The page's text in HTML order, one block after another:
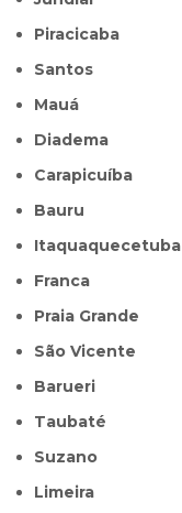
Piracicaba
Santos
Mauá
Diadema
Carapicuíba
Bauru
Itaquaquecetuba
Franca
Praia Grande
São Vicente
Barueri
Taubaté
Suzano
Limeira